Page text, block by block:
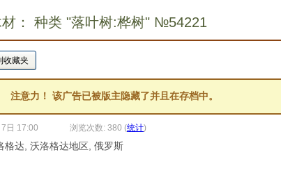
： 种类 "落叶树:桦树" №54221
注意力！ 该广告已被版主隐藏了并且在存档中。
日 17:00 浏览次数: 380 (统计)
格达, 沃洛格达地区, 俄罗斯